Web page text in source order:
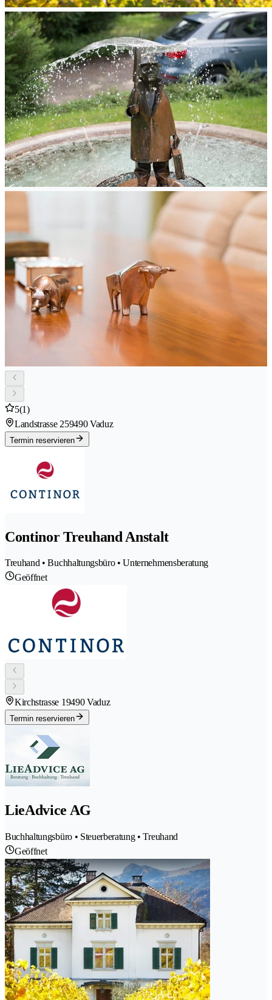
5(1)
Landstrasse 259490 Vaduz
Termin reservieren
Continor Treuhand Anstalt
Treuhand • Buchhaltungsbüro • Unternehmensberatung
Geöffnet
Kirchstrasse 19490 Vaduz
Termin reservieren
LieAdvice AG
Buchhaltungsbüro • Steuerberatung • Treuhand
Geöffnet